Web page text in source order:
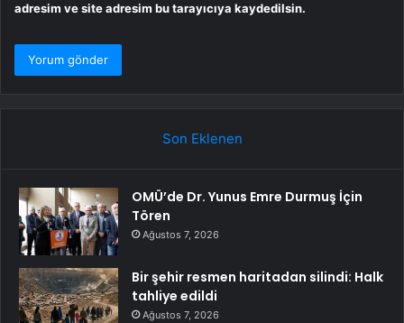
adresim ve site adresim bu tarayıcıya kaydedilsin.
Son Eklenen
OMÜ’de Dr. Yunus Emre Durmuş İçin
Tören
Ağustos 7, 2026
Bir şehir resmen haritadan silindi: Halk
tahliye edildi
Ağustos 7, 2026